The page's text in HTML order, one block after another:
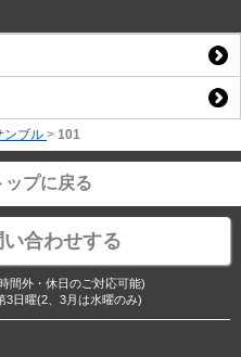
ンブル > 101
ップに戻る
合わせする
間外・休日のご対応可能)
3日曜(2、3月は水曜のみ)